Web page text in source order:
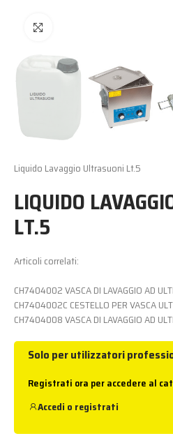
Liquido Lavaggio Ultrasuoni Lt.5
LIQUIDO
LT.5
Articoli correlati:
CH7404002 VASCA DI LAVAGGIO AD
CH7404002C CESTELLO PER VASCA
CH7404008 VASCA DI LAVAGGIO AD
Solo per utilizzatori
Registrati ora per accedere al
Accedi o registrati